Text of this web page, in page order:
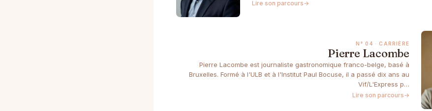
Lire son parcours→
N° 04 · CARRIÈRE
Pierre Lacombe
Pierre Lacombe est journaliste gastronomique franco-belge, basé à
Bruxelles. Formé à l'ULB et à l'Institut Paul Bocuse, il a passé dix ans au
Vif/L'Express p…
Lire son parcours→